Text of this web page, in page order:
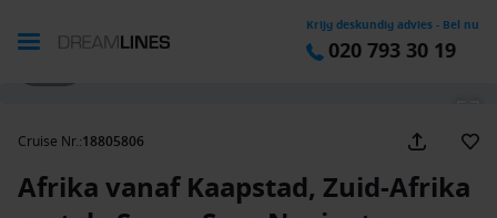
Krijg deskundig advies - Bel nu
020 793 30 19
Cruise Nr.:18805806
Afrika vanaf Kaapstad, Zuid-Afrika